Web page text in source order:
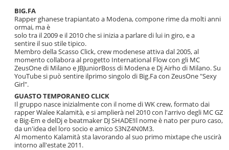
BIG.FA
Rapper ghanese trapiantato a Modena, compone rime da molti anni
ormai, ma è
solo tra il 2009 e il 2010 che si inizia a parlare di lui in giro, e a
sentire il suo stile tipico.
Membro della Scasso Click, crew modenese attiva dal 2005, al
momento collabora al progetto International Flow con gli MC
ZeusOne di Milano e JBJuniorBoss di Modena e Dj Airho di Milano. Su
YouTube si può sentire ilprimo singolo di Big.Fa con ZeusOne "Sexy
Girl".
GUASTO TEMPORANEO CLICK
Il gruppo nasce inizialmente con il nome di WK crew, formato dai
rapper Walee Kalamità, e si amplierà nel 2010 con l'arrivo degli MC GZ
e Big-Em e delDj e beatmaker DJ SHADE!Il nome è nato per puro caso,
da un'idea del loro socio e amico S3NZ4N0M3.
Al momento Kalamità sta lavorando al suo primo mixtape che uscirà
intorno all'estate 2011.